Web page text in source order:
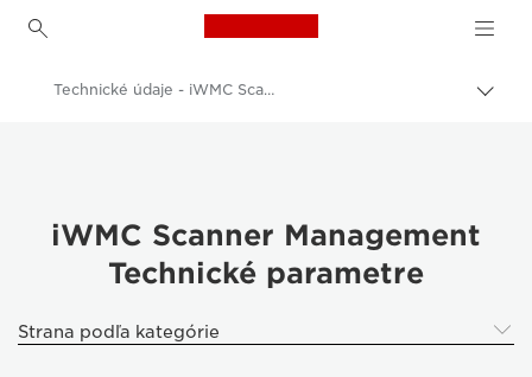
Canon Logo, back to
Podnikové produkty
Skenery pre domácnosť a kanceláriu
Technické údaje - iWMC Scanner Management
iWMC Scanner Management
Technické parametre
Strana podľa kategórie